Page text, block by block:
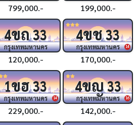
799,000.- 199,000.-
4ขถ33
กรุงเทพมหานคร
120,000.-
14
4ขช33
กรุงเทพมหานคร
170,000.-
14
1ขฮ33
กรุงเทพมหานคร
229,000.-
16
4ขญ33
กรุงเทพมหานคร
142,000.-